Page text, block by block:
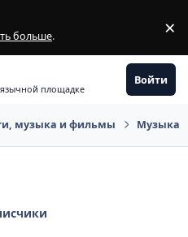
больше. ×
площадке
Войти
музыка и фильмы Музыка